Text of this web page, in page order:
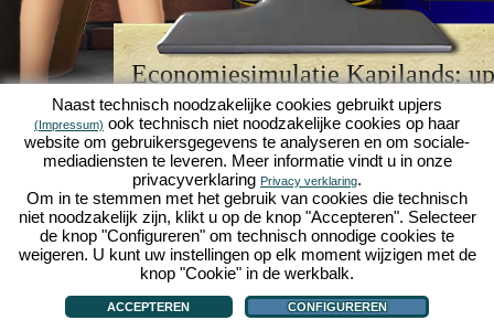
Economiesimulatie Kapilands:
browserspellegende
Kapilands is een van de bestebrowserspellenvan
retrogamevoor fans van economiesimulaties. Het
werd ooit uitgeroepen tot "MMO van het jaar" en is
een genot voor fans van strategische
online
je eigen zakenimperium opbouwen en carrière
economiesimulaties!
Naast technisch noodzakelijke cookies gebruikt upjers
(Impressum) ook technisch niet noodzakelijke cookies op haar
website om gebruikersgegevens te analyseren en om sociale-
mediadiensten te leveren. Meer informatie vindt u in onze
privacyverklaring Privacy verklaring.
Om in te stemmen met het gebruik van cookies die technisch
niet noodzakelijk zijn, klikt u op de knop "Accepteren". Selecteer
de knop "Configureren" om technisch onnodige cookies te
weigeren. U kunt uw instellingen op elk moment wijzigen met de
knop "Cookie" in de werkbalk.
ACCEPTEREN CONFIGUREREN